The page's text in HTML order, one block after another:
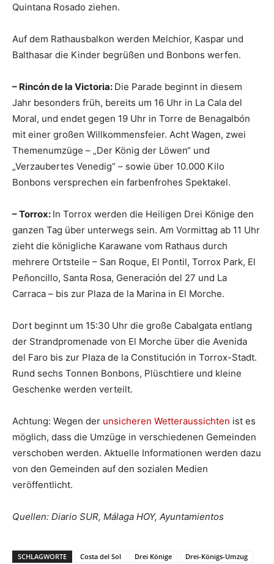
Quintana Rosado ziehen.
Auf dem Rathausbalkon werden Melchior, Kaspar und
Balthasar die Kinder begrüßen und Bonbons werfen.
– Rincón de la Victoria: Die Parade beginnt in diesem
Jahr besonders früh, bereits um 16 Uhr in La Cala del
Moral, und endet gegen 19 Uhr in Torre de Benagalbón
mit einer großen Willkommensfeier. Acht Wagen, zwei
Themenumzüge – „Der König der Löwen“ und
„Verzaubertes Venedig“ – sowie über 10.000 Kilo
Bonbons versprechen ein farbenfrohes Spektakel.
– Torrox: In Torrox werden die Heiligen Drei Könige den
ganzen Tag über unterwegs sein. Am Vormittag ab 11 Uhr
zieht die königliche Karawane vom Rathaus durch
mehrere Ortsteile – San Roque, El Pontil, Torrox Park, El
Peñoncillo, Santa Rosa, Generación del 27 und La
Carraca – bis zur Plaza de la Marina in El Morche.
Dort beginnt um 15:30 Uhr die große Cabalgata entlang
der Strandpromenade von El Morche über die Avenida
del Faro bis zur Plaza de la Constitución in Torrox-Stadt.
Rund sechs Tonnen Bonbons, Plüschtiere und kleine
Geschenke werden verteilt.
Achtung: Wegen der unsicheren Wetteraussichten ist es
möglich, dass die Umzüge in verschiedenen Gemeinden
verschoben werden. Aktuelle Informationen werden dazu
von den Gemeinden auf den sozialen Medien
veröffentlicht.
Quellen: Diario SUR, Málaga HOY, Ayuntamientos
SCHLAGWORTE Costa del Sol Drei Könige Drei-Königs-Umzug